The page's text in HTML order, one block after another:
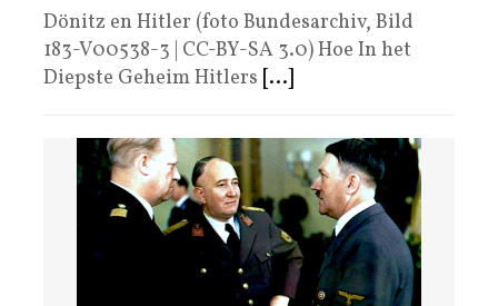
Dönitz en Hitler (foto Bundesarchiv, Bild
183-V00538-3 | CC-BY-SA 3.0) Hoe In het
Diepste Geheim Hitlers [...]